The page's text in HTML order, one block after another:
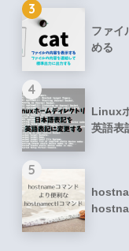
3
ファイ
める
4
Linux
英語表
5